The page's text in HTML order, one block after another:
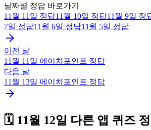
날짜별 정답 바로가기
11월 11일 정답11월 10일 정답11월 9일 정
7일 정답11월 6일 정답11월 5일 정답
이전 날
11월 11일 에이치포인트 정답
다음 날
11월 13일 에이치포인트 정답
🗓️ 11월 12일 다른 앱 퀴즈